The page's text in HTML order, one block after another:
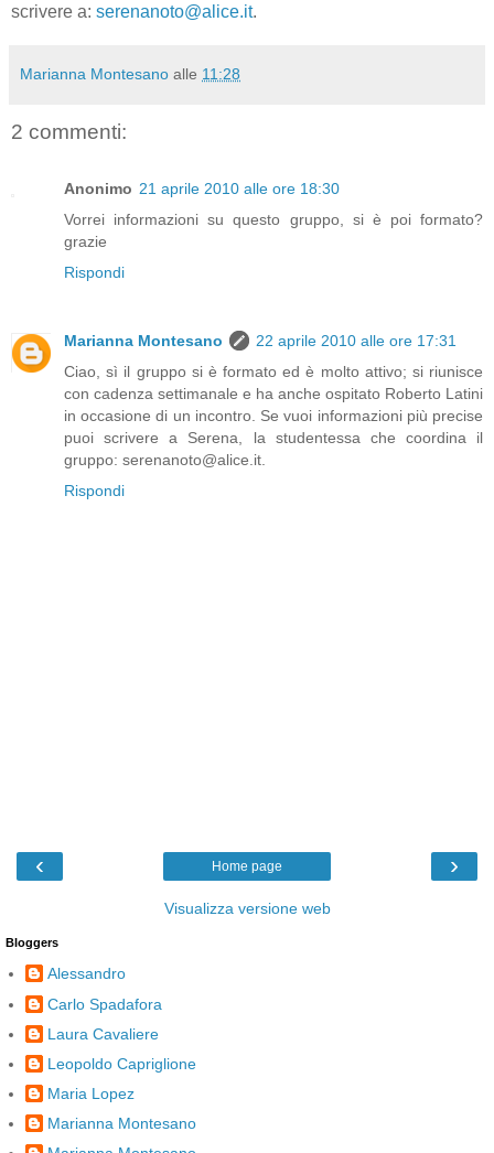
scrivere a: serenanoto@alice.it.
Marianna Montesano alle 11:28
2 commenti:
Anonimo 21 aprile 2010 alle ore 18:30
Vorrei informazioni su questo gruppo, si è poi formato?
grazie
Rispondi
Marianna Montesano
22 aprile 2010 alle ore 17:31
Ciao, sì il gruppo si è formato ed è molto attivo; si riunisce
con cadenza settimanale e ha anche ospitato Roberto Latini
in occasione di un incontro. Se vuoi informazioni più precise
puoi scrivere a Serena, la studentessa che coordina il
gruppo: serenanoto@alice.it.
Rispondi
‹ ›
Home page
Visualizza versione web
Bloggers
Alessandro
Carlo Spadafora
Laura Cavaliere
Leopoldo Capriglione
Maria Lopez
Marianna Montesano